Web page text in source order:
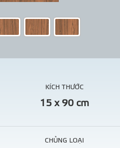
KÍCH THƯỚC
15 x 90 cm
CHỦNG LOẠI